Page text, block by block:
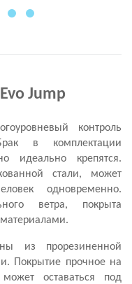
Jump
контроль
в комплектации
идеально крепятся.
стали, может
одновременно.
ветра, покрыта
из прорезиненной
Покрытие прочное на
оставаться под